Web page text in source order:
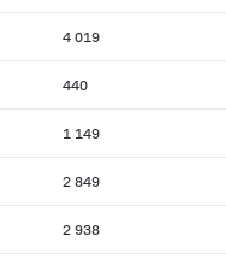
4 019
440
1 149
2 849
2 938